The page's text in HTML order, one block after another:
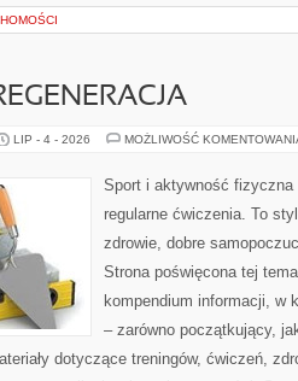
LIP - 4 - 2026 MOŻLIWOŚĆ
Sport i aktywność
regularne ćwiczenia. To
zdrowie, dobre
Strona poświęcona tej
kompendium informacji, w
– zarówno początkujący,
dotyczące treningów, ćwiczeń,